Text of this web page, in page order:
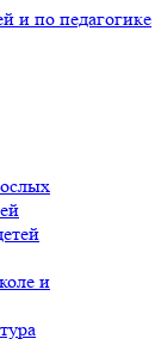
и по педагогике
и